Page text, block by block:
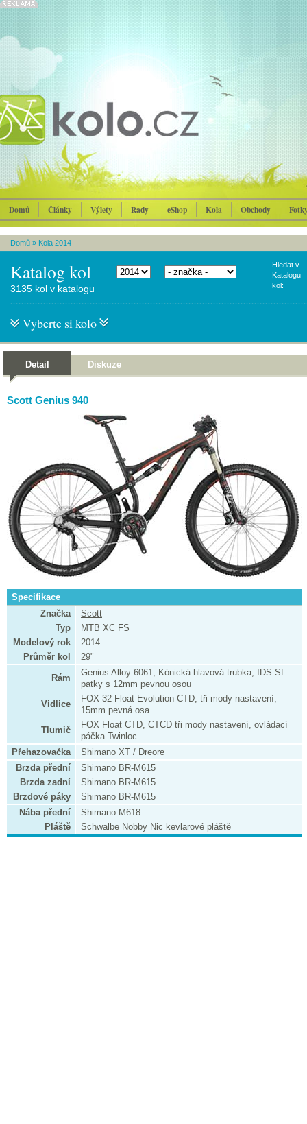
Domů Články Výlety Rady eShop Kola Obchody
Domů » Kola 2014
Katalog kol
Hledat v
Katalogu
kol:
3135 kol v katalogu
Vyberte si kolo
Detail Diskuze
Scott Genius 940
Specifikace
Značka
Scott
Typ
MTB XC FS
Modelový rok
2014
Průměr kol
29"
Rám
Genius Alloy 6061, Kónická hlavová trubka, IDS SL
patky s 12mm pevnou osou
Vidlice
FOX 32 Float Evolution CTD, tři mody nastavení,
15mm pevná osa
Tlumič
FOX Float CTD, CTCD tři mody nastavení, ovládací
páčka Twinloc
Přehazovačka
Shimano XT / Dreore
Brzda přední
Shimano BR-M615
Brzda zadní
Shimano BR-M615
Brzdové páky
Shimano BR-M615
Nába přední
Shimano M618
Pláště
Schwalbe Nobby Nic kevlarové pláště